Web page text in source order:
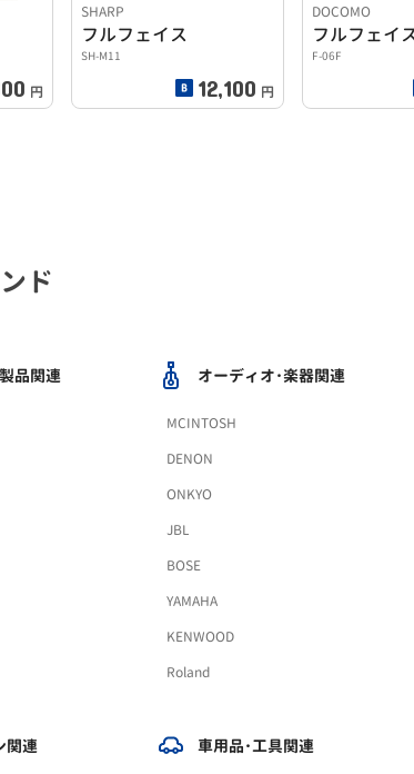
円
SHARP
フルフェイス
SH-M11
12,100 円
DOCOMO
フルフェイ
F-06F
ド
品関連 オーディオ･楽器関連
MCINTOSH
DENON
ONKYO
JBL
BOSE
YAMAHA
KENWOOD
Roland
関連 車用品･工具関連